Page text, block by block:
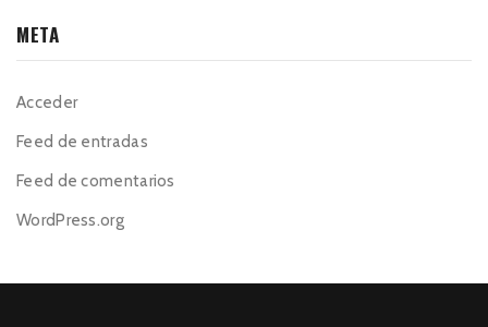
META
Acceder
Feed de entradas
Feed de comentarios
WordPress.org